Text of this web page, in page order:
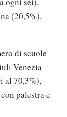
(20,5%),
di scuole
Venezia
al 70,3%),
palestra e